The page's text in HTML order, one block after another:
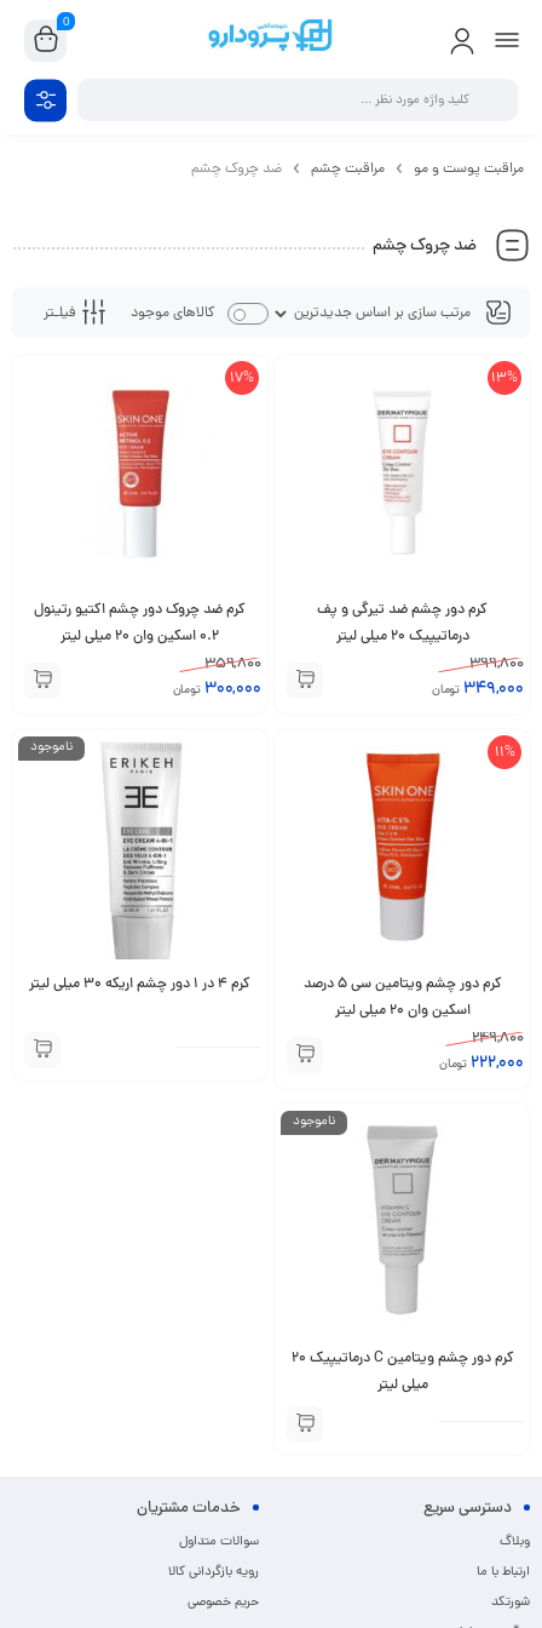
0
مراقبت پوست و مو مراقبت چشم ضد چروک چشم
ضد چروک چشم
فیلـتر کالاهای موجود
13%
کرم دور چشم ضد تیرگی و پف
درماتیپیک 20 میلی لیتر
399,800
349,000 تومان
17%
کرم ضد چروک دور چشم اکتیو رتینول
0.2 اسکین وان 20 میلی لیتر
359,800
300,000 تومان
11%
کرم دور چشم ویتامین سی 5 درصد
اسکین وان 20 میلی لیتر
249,800
222,000 تومان
ناموجود
کرم 4 در 1 دور چشم اریکه 30 میلی لیتر
ناموجود
کرم دور چشم ویتامین C درماتیپیک 20
میلی لیتر
دسترسی سریع
وبلاگ
ارتباط با ما
شورتکد
خدمات مشتریان
سوالات متداول
رویه بازگردانی کالا
حریم خصوصی